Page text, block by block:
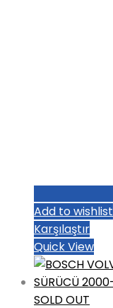
Add to wishlist
Karşılaştır
Quick View
SOLD OUT